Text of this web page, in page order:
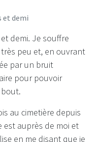
et demi
demi. Je souffre
peu et, en ouvrant
par un bruit
pour pouvoir
au cimetière depuis
est auprès de moi et
en me disant que je